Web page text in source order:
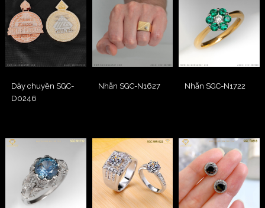
Dây chuyền SGC-
D0246
Nhẫn SGC-N1627 Nhẫn SGC-N1722